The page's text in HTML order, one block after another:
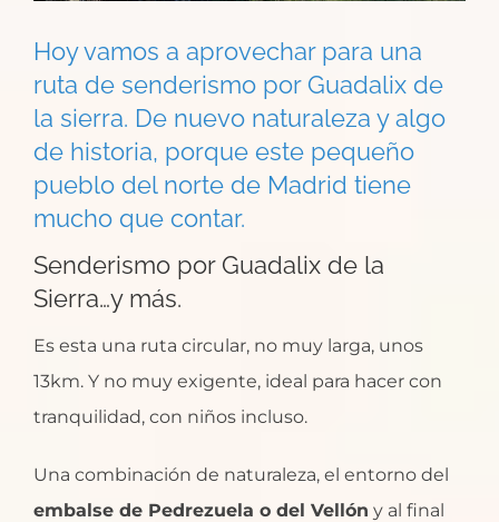
Hoy vamos a aprovechar para una
ruta de senderismo por Guadalix de
la sierra. De nuevo naturaleza y algo
de historia, porque este pequeño
pueblo del norte de Madrid tiene
mucho que contar.
Senderismo por Guadalix de la
Sierra…y más.
Es esta una ruta circular, no muy larga, unos
13km. Y no muy exigente, ideal para hacer con
tranquilidad, con niños incluso.
Una combinación de naturaleza, el entorno del
embalse de Pedrezuela o del Vellón y al final